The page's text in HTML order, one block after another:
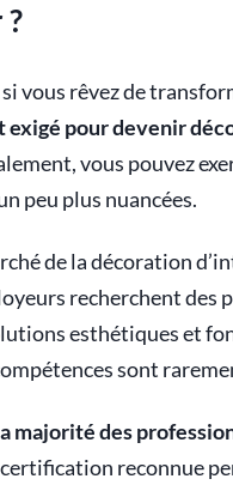
vous rêvez de
exigé pour devenir
vous pouvez
peu plus nuancées.
de la décoration
recherchent des
esthétiques et
sont
majorité des
reconnue